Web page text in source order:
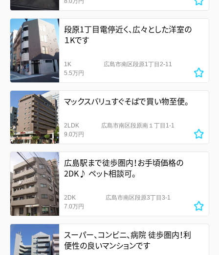
段原1丁目電停近く、広々とした洋室の
１Kです
1K
5.5万円
広島市南区段原1丁目2-11
マックスバリュすぐそばで買い物至便。
2LDK
9.0万円
広島市南区段原南１丁目1-1
広島駅まで徒歩圏内！お手頃価格の
2DK♪ ペット相談可。
2DK
7.0万円
広島市南区段原3丁目3-1
スーパー、コンビニ、病院 徒歩圏内！利
便性の良いマンションです